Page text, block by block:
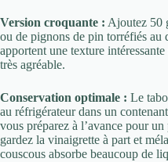
Version croquante : Ajoutez 50
ou de pignons de pin torréfiés au
apportent une texture
très agréable.
Conservation optimale : Le
au réfrigérateur dans un
vous préparez à l’avance pour
gardez la vinaigrette à part et
couscous absorbe beaucoup de